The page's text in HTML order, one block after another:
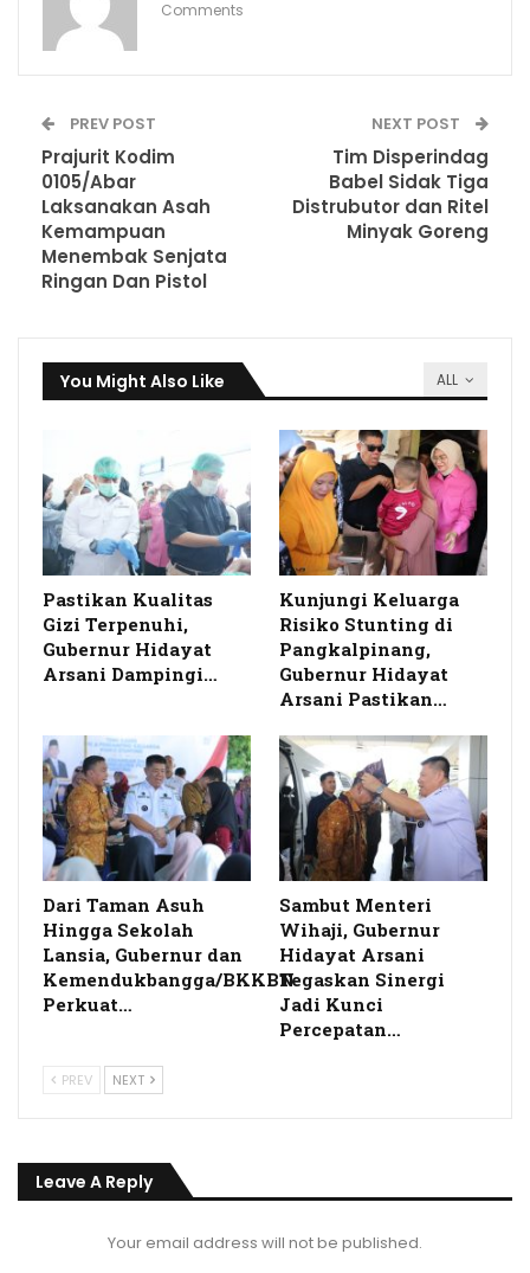
Comments
PREV POST
Prajurit Kodim
0105/Abar
Laksanakan Asah
Kemampuan
Menembak Senjata
Ringan Dan Pistol
NEXT POST
Tim Disperindag
Babel Sidak Tiga
Distrubutor dan Ritel
Minyak Goreng
ALL
You Might Also Like
Pastikan Kualitas
Gizi Terpenuhi,
Gubernur Hidayat
Arsani Dampingi…
Kunjungi Keluarga
Risiko Stunting di
Pangkalpinang,
Gubernur Hidayat
Arsani Pastikan…
Dari Taman Asuh
Hingga Sekolah
Lansia, Gubernur dan
Kemendukbangga/BKKBN
Perkuat…
Sambut Menteri
Wihaji, Gubernur
Hidayat Arsani
Tegaskan Sinergi
Jadi Kunci
Percepatan…
PREV NEXT
Leave A Reply
Your email address will not be published.